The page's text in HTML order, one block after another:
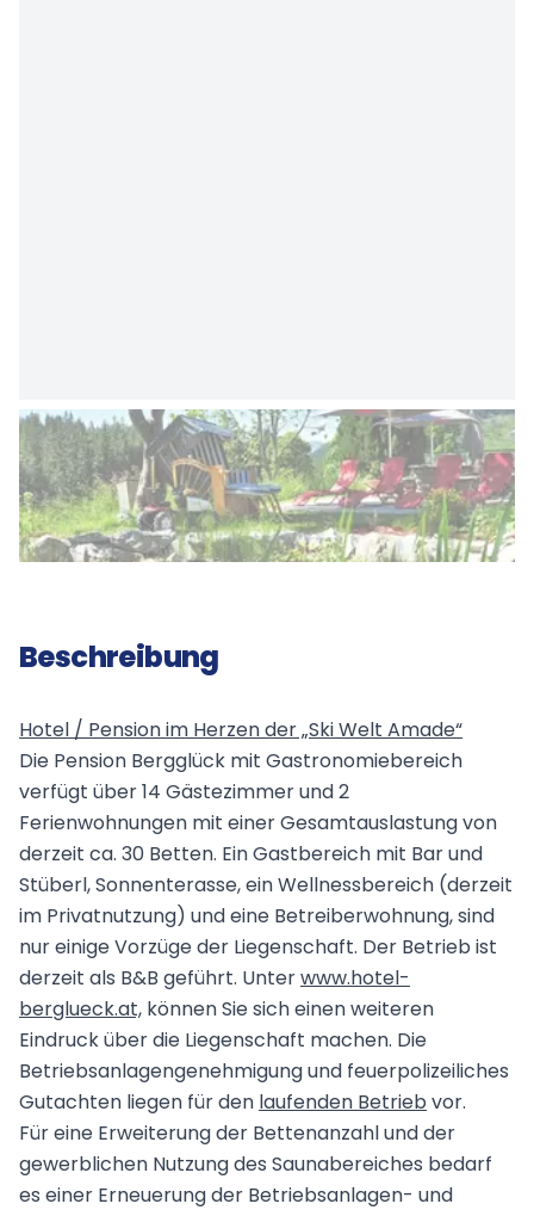
Beschreibung
Hotel / Pension im Herzen der „Ski Welt Amade“
Die Pension Bergglück mit Gastronomiebereich
verfügt über 14 Gästezimmer und 2
Ferienwohnungen mit einer Gesamtauslastung von
derzeit ca. 30 Betten. Ein Gastbereich mit Bar und
Stüberl, Sonnenterasse, ein Wellnessbereich (derzeit
im Privatnutzung) und eine Betreiberwohnung, sind
nur einige Vorzüge der Liegenschaft. Der Betrieb ist
derzeit als B&B geführt. Unterwww.hotel-
berglueck.at, können Sie sich einen weiteren
Eindruck über die Liegenschaft machen. Die
Betriebsanlagengenehmigung und feuerpolizeiliches
Gutachten liegen für den laufenden Betrieb vor.
Für eine Erweiterung der Bettenanzahl und der
gewerblichen Nutzung des Saunabereiches bedarf
es einer Erneuerung der Betriebsanlagen- und